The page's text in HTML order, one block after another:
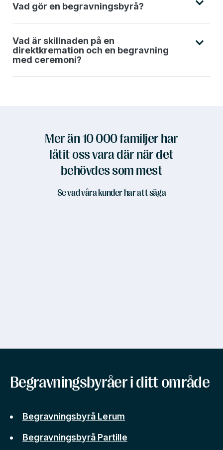
Vad gör en begravningsbyrå?
Vad är skillnaden på en
direktkremation och en begravning
med ceremoni?
Mer än 10 000 familjer har
låtit oss vara där när det
behövdes som mest
Se vad våra kunder har att säga
Begravningsbyråer i ditt område
Begravningsbyrå Lerum
Begravningsbyrå Partille